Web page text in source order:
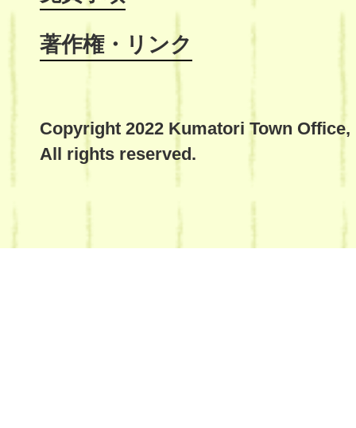
著作権・リンク
Copyright 2022 Kumatori Town Office,
All rights reserved.